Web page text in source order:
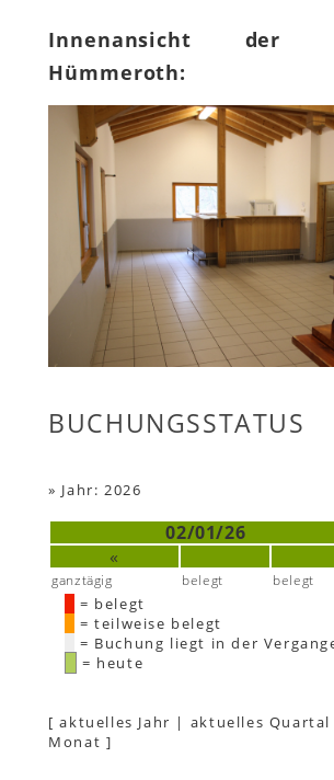
Innenansicht der
Hümmeroth:
BUCHUNGSSTATUS
» Jahr: 2026
02/01/26
«
ganztägig belegt belegt
= belegt
= teilweise belegt
= Buchung liegt in der
= heute
[aktuelles Jahr | aktuelles Quartal
Monat ]